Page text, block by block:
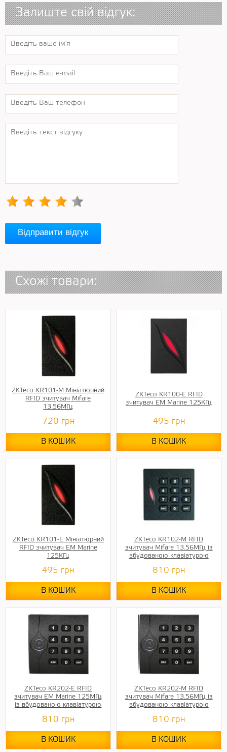
Залиште свій відгук:
Відправити відгук
Схожі товари:
ZKTeco KR101-M Мініатюрний
RFID зчитувач Mifare
13.56MГц
720 грн
В КОШИК
ZKTeco KR100-E RFID
зчитувач EM Marine 125КГц
495 грн
В КОШИК
ZKTeco KR101-E Мініатюрний
RFID зчитувач EM Marine
125КГц
495 грн
В КОШИК
ZKTeco KR102-M RFID
зчитувач Mifare 13.56MГц із
вбудованою клавіатурою
810 грн
В КОШИК
ZKTeco KR202-E RFID
зчитувач EM Marine 125МГц
із вбудованою клавіатурою
810 грн
В КОШИК
ZKTeco KR202-M RFID
зчитувач Mifare 13.56МГц із
вбудованою клавіатурою
810 грн
В КОШИК